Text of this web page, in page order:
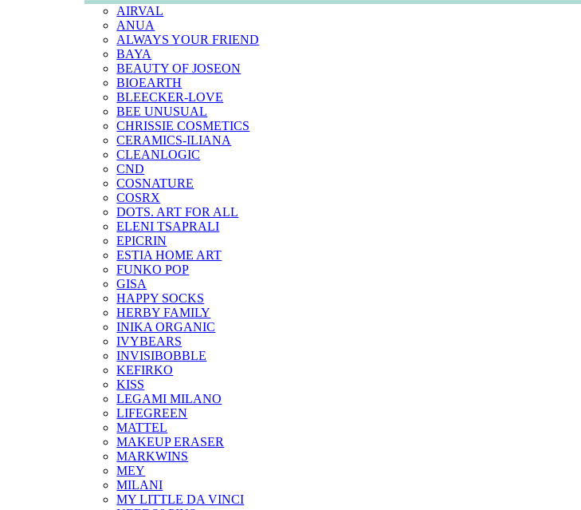
AIRVAL
ANUA
ALWAYS YOUR FRIEND
BAYA
BEAUTY OF JOSEON
BIOEARTH
BLEECKER-LOVE
BEE UNUSUAL
CHRISSIE COSMETICS
CERAMICS-ILIANA
CLEANLOGIC
CND
COSNATURE
COSRX
DOTS. ART FOR ALL
ELENI TSAPRALI
EPICRIN
ESTIA HOME ART
FUNKO POP
GISA
HAPPY SOCKS
HERBY FAMILY
INIKA ORGANIC
IVYBEARS
INVISIBOBBLE
KEFIRKO
KISS
LEGAMI MILANO
LIFEGREEN
MATTEL
MAKEUP ERASER
MARKWINS
MEY
MILANI
MY LITTLE DA VINCI